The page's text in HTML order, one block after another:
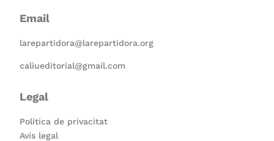
Email
larepartidora@larepartidora.org
caliueditorial@gmail.com
Legal
Política de privacitat
Avís legal